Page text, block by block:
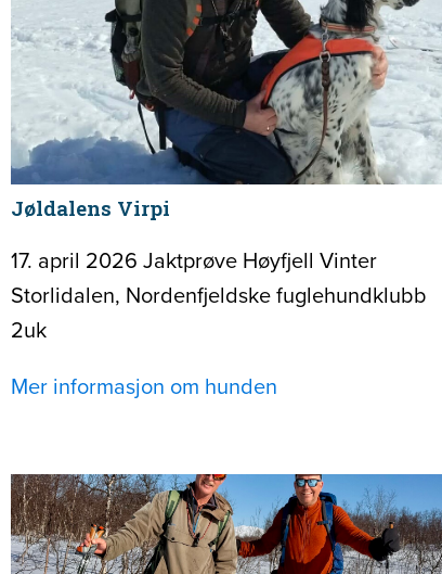
Jøldalens Virpi
17. april 2026 Jaktprøve Høyfjell Vinter
Storlidalen, Nordenfjeldske fuglehundklubb
2uk
Mer informasjon om hunden